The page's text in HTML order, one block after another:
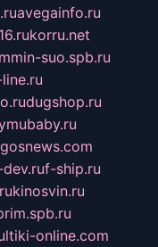
avegainfo.ru
korru.net
suo.spb.ru
dugshop.ru
f-ship.ru
kinosvin.ru
online.com